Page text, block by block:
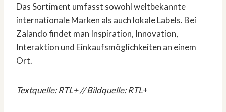
Das Sortiment umfasst sowohl weltbekannte
internationale Marken als auch lokale Labels. Bei
Zalando findet man Inspiration, Innovation,
Interaktion und Einkaufsmöglichkeiten an einem
Ort.
Textquelle: RTL+ // Bildquelle: RTL+